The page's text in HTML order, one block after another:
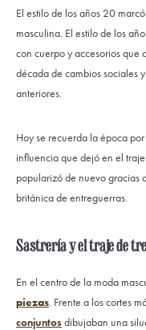
El estilo de los años 20
masculina. El estilo de los
con cuerpo y accesorios que
década de cambios sociales
anteriores.
Hoy se recuerda la época
influencia que dejó en el
popularizó de nuevo gracias
británica de entreguerras.
Sastrería y el traje de
En el centro de la moda
piezas. Frente a los cortes
conjuntosdibujaban una